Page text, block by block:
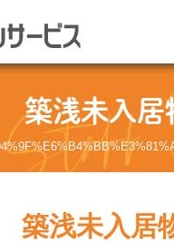
築浅未入居
築浅未入居